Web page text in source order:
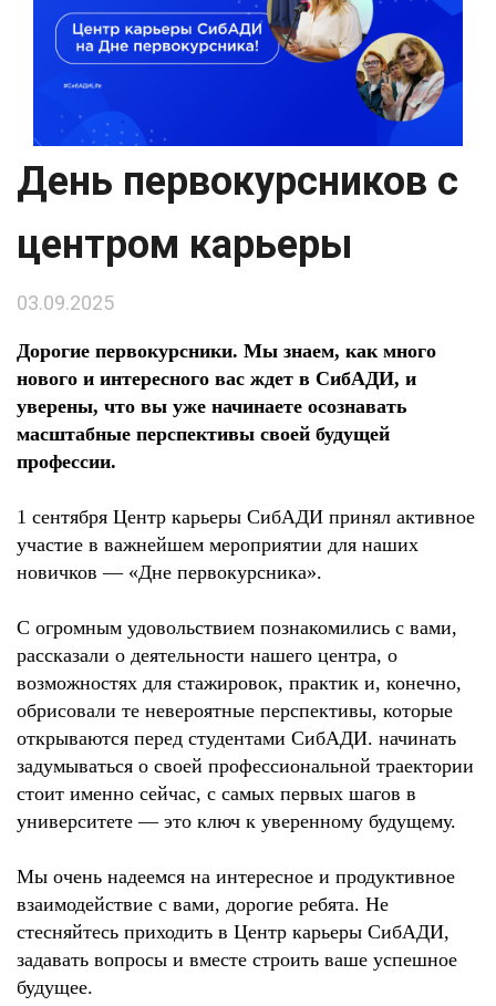
День первокурсников с
центром карьеры
03.09.2025
Дорогие первокурсники. Мы знаем, как много
нового и интересного вас ждет в СибАДИ, и
уверены, что вы уже начинаете осознавать
масштабные перспективы своей будущей
профессии.
1 сентября Центр карьеры СибАДИ принял активное
участие в важнейшем мероприятии для наших
новичков — «Дне первокурсника».
С огромным удовольствием познакомились с вами,
рассказали о деятельности нашего центра, о
возможностях для стажировок, практик и, конечно,
обрисовали те невероятные перспективы, которые
открываются перед студентами СибАДИ. начинать
задумываться о своей профессиональной траектории
стоит именно сейчас, с самых первых шагов в
университете — это ключ к уверенному будущему.
Мы очень надеемся на интересное и продуктивное
взаимодействие с вами, дорогие ребята. Не
стесняйтесь приходить в Центр карьеры СибАДИ,
задавать вопросы и вместе строить ваше успешное
будущее.